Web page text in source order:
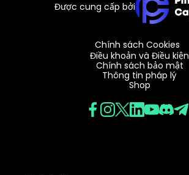
Được cung cấp bởi
Chính sách Cookies
Điều khoản và Điều kiện
Chính sách bảo mật
Thông tin pháp lý
Shop